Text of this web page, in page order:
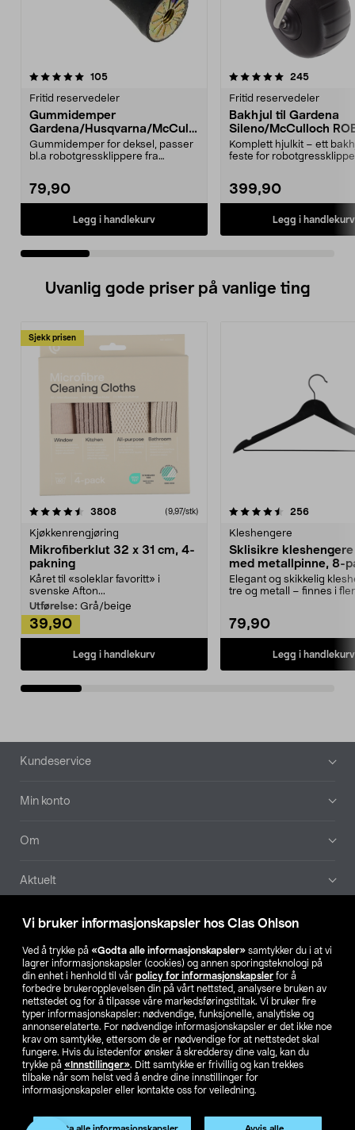
Vi bruker informasjonskapsler hos Clas Ohlson
Ved å trykke på «Godta alle informasjonskapsler» samtykker du i at vi
lagrer informasjonskapsler (cookies) og annen sporingsteknologi på
din enhet i henhold til vår policy for informasjonskapsler for å
forbedre brukeropplevelsen din på vårt nettsted, analysere bruken av
nettstedet og for å tilpasse våre markedsføringstiltak. Vi bruker fire
typer informasjonskapsler: nødvendige, funksjonelle, analytiske og
annonserelaterte. For nødvendige informasjonskapsler er det ikke noe
krav om samtykke, ettersom de er nødvendige for at nettstedet skal
fungere. Hvis du istedenfor ønsker å skreddersy dine valg, kan du
trykke på «Innstillinger». Ditt samtykke er frivillig og kan trekkes
tilbake når som helst ved å endre dine innstillinger for
informasjonskapsler eller kontakte oss for veiledning.
Produktet har utgått
105anmeldelser
Fritid reservedeler
Gummidemper
Gardena/Husqvarna/McCullo
ch/Flymo
Gummidemper for deksel, passer
bl.a robotgressklippere fra
79,90
Legg i handlekurv
5.0 av 5 stjerner 245
Fritid reservedeler
Bakhjul til Gardena
Sileno/McCulloch
Easilife
Komplett hjulkit – ett
feste for
399,90
Legg i handlekurv
4.5 av 5 stjerner
Uvanlig gode priser på vanlige ting
Sjekk prisen
3808anmeldelser(9,97/stk)
Kjøkkenrengjøring
Mikrofiberklut 32 x 31 cm, 4-
pakning
Kåret til «soleklar favoritt» i
svenske Afton...
Utførelse: Grå/beige
39,90
Legg i handlekurv
4.5av 5 stjerner 256
Kleshengere
Sklisikre
med metallpinne, 8-
Elegant og skikkelig
tre og metall – finnes i
79,90
Legg i handlekurv
4.5av 5 stjerner
Bunntekst
Kundeservice
Min konto
Om
Aktuelt
Våre selskaper
Finn din butikk
SE NO FI
Endre til priser ekskl. moms